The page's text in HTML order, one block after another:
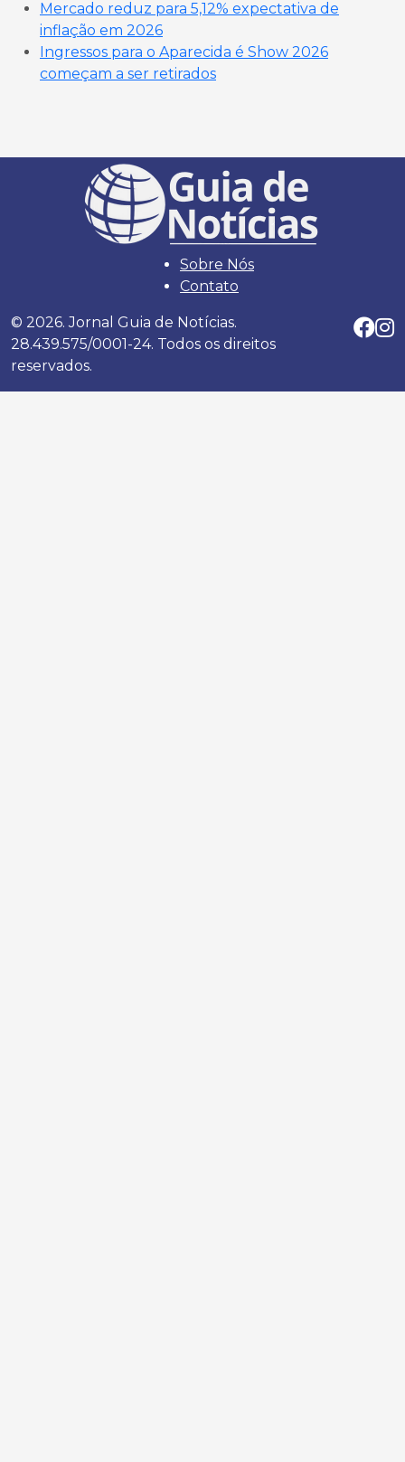
Mercado reduz para 5,12% expectativa de
inflação em 2026
Ingressos para o Aparecida é Show 2026
começam a ser retirados
Sobre Nós
Contato
© 2026. Jornal Guia de Notícias.
28.439.575/0001-24. Todos os direitos
reservados.